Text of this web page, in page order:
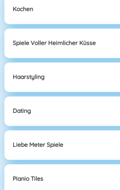
Kochen
Spiele Voller Heimlicher Küsse
Haarstyling
Dating
Liebe Meter Spiele
Pianio Tiles